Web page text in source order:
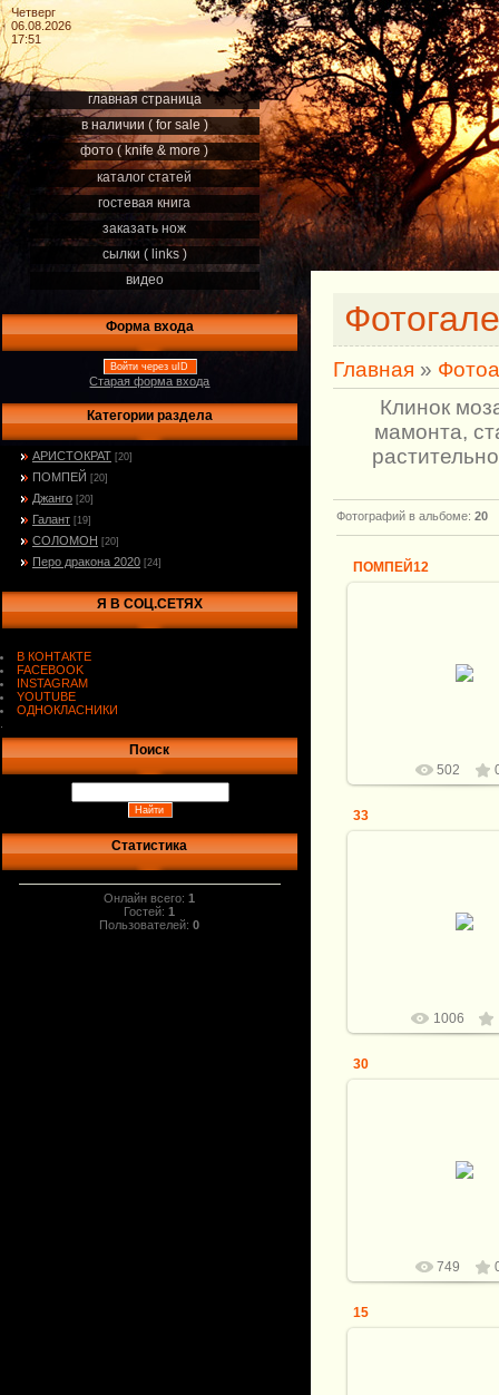
Четверг
06.08.2026
17:51
главная страница
в наличии ( for sale )
фото ( knife & more )
каталог статей
гостевая книга
заказать нож
сылки ( links )
видео
Форма входа
Войти через uID
Старая форма входа
Категории раздела
АРИСТОКРАТ [20]
ПОМПЕЙ [20]
Джанго [20]
Галант [19]
СОЛОМОН [20]
Перо дракона 2020 [24]
Я В СОЦ.СЕТЯХ
В КОНТАКТЕ
FACEBOOK
INSTAGRAM
YOUTUBE
ОДНОКЛАСНИКИ
Поиск
Статистика
Онлайн всего:1
Гостей:1
Пользователей:0
Главная »
Клинок
мамонта,
Фотографий в альбоме: 20
ПОМПЕЙ12
Рукоять бивень и
502
33
Рукоять бивень и
1006
30
Рукоять бивень и
749
15